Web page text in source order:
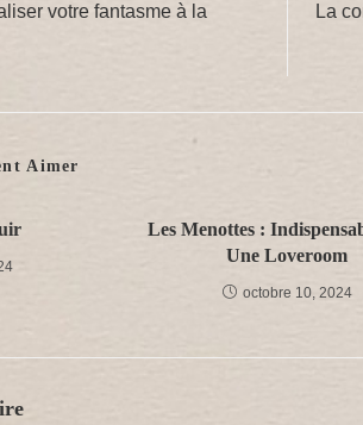
votre fantasme à la La
Aimer
Les Menottes :
Une Loveroom
octobre 10, 2024